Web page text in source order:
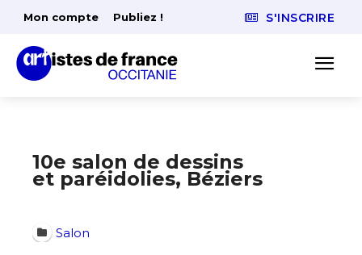
Mon compte Publiez ! S'INSCRIRE
10e salon de dessins
et paréidolies, Béziers
Salon